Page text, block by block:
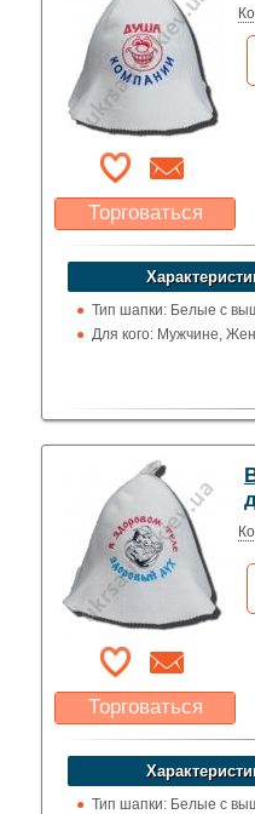
Торговаться
Какая цена Вас
устроит?
Указать цену
Тип шапки: Белые с
Для кого: Мужчине,
Торговаться
Какая цена Вас
устроит?
Указать цену
Тип шапки: Белые с